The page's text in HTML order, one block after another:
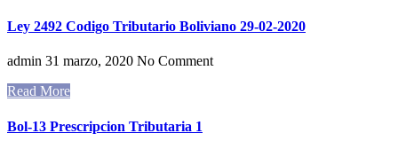
Ley 2492 Codigo Tributario Boliviano 29-02-2020
admin 31 marzo, 2020 No Comment
Read More
Bol-13 Prescripcion Tributaria 1